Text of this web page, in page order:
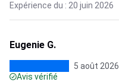
Expérience du : 20 juin 2026
Eugenie G.
5 août 2026
Avis vérifié